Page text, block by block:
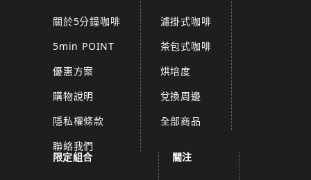
關於5分鐘咖啡
5min POINT
優惠方案
購物說明
隱私權條款
聯絡我們
濾掛式咖啡
茶包式咖啡
烘培度
兌換周邊
全部商品
限定組合 關注